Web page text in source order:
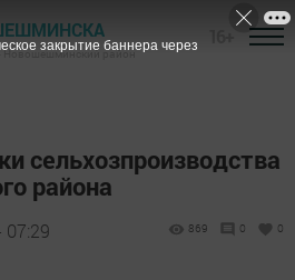
Новошешминский район
сельхозпроизводства
района
07:29 869 0 0
закрытие баннера через